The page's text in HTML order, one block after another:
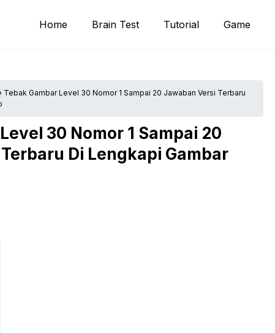
Home Brain Test Tutorial Game
Tebak Gambar Level 30 Nomor 1 Sampai 20 Jawaban Versi Terbaru
30 Nomor 1 Sampai 20
Di Lengkapi Gambar